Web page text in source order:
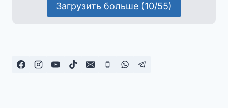
Загрузить больше (10/55)